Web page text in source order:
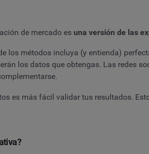
de mercado es una versión de las
los métodos incluya (y entienda)
los datos que obtengas. Las redes
es más fácil validar tus resultados.